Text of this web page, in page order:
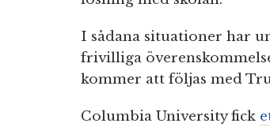
I sådana situationer har
frivilliga
kommer att följas med
Columbia University fick